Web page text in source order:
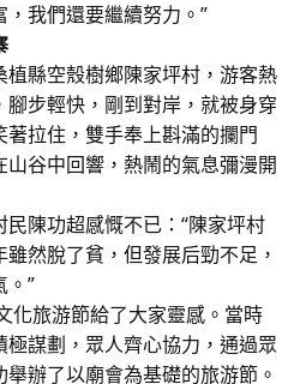
我們還要繼續努力。”
縣空殼樹鄉陳家坪村，游客熱
步輕快，剛到對岸，就被身穿
拉住，雙手奉上斟滿的攔門
谷中回響，熱鬧的氣息彌漫開
陳功超感慨不已：“陳家坪村
然脫了貧，但發展后勁不足，
。”
化旅游節給了大家靈感。當時
謀劃，眾人齊心協力，通過眾
辦了以廟會為基礎的旅游節。